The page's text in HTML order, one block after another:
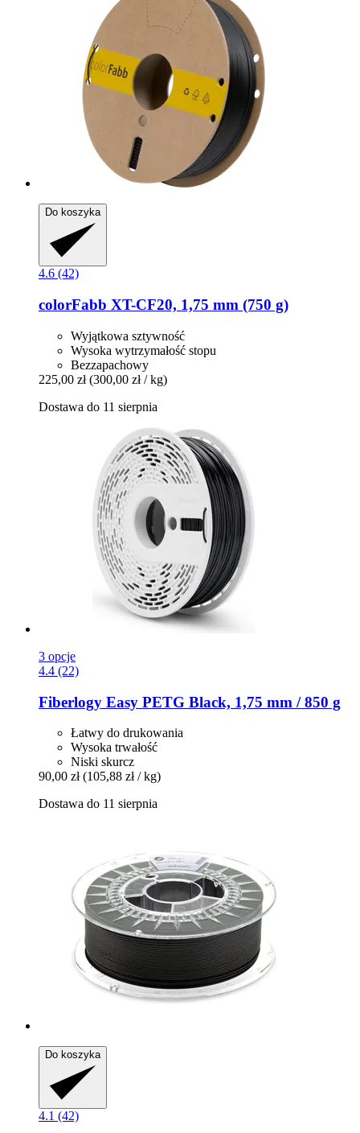
Do koszyka
4.6 (42)
colorFabb XT-​CF20, 1,75 mm (750 g)
Wyjątkowa sztywność
Wysoka wytrzymałość stopu
Bezzapachowy
225,00 zł (300,00 zł / kg)
Dostawa do 11 sierpnia
3 opcje
4.4 (22)
Fiberlogy Easy PETG Black, 1,75 mm / 850 g
Łatwy do drukowania
Wysoka trwałość
Niski skurcz
90,00 zł (105,88 zł / kg)
Dostawa do 11 sierpnia
Do koszyka
4.1 (42)